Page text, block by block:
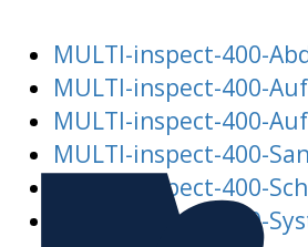
MULTI-inspect-400-
MULTI-inspect-400-
MULTI-inspect-400-
MULTI-inspect-400-
MULTI-inspect-400-
MULTI-inspect-400-